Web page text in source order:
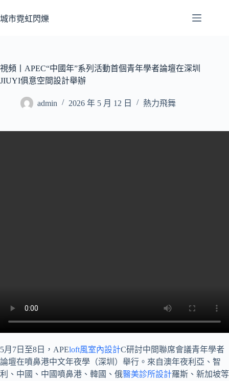
至
容
城市霓虹閃爍
視頻丨APEC“中國年”系列活動首個青年學者論壇在深圳
JIUYI俱意空間設計舉辦
admin 2026 年 5 月 12 日 熱力飛舞
5月7日至8日，APEloft風室內設計C研討中間聯席會議青年學者
論壇在噴鼻港中文年夜學（深圳）舉行。來自澳年夜利亞、智
利、中國、中國噴鼻港、韓國、俄醫美診所設計羅斯、新加坡等